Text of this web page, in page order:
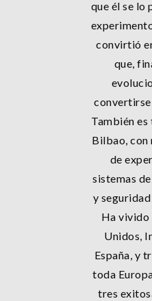
que él se lo
convirtió
que,
convertirse
También
Bilbao, con
de
sistemas
y
Ha vivido
Unidos,
España, y
toda
tres